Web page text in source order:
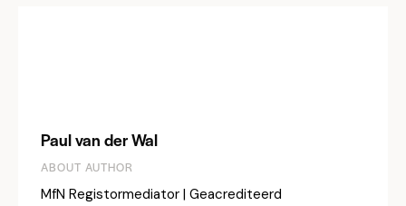
Paul van der Wal
ABOUT AUTHOR
MfN Registormediator | Geacrediteerd